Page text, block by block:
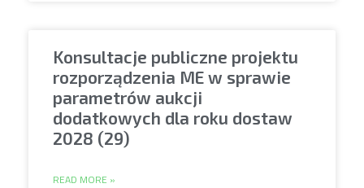
Konsultacje publiczne projektu
rozporządzenia ME w sprawie
parametrów aukcji
dodatkowych dla roku dostaw
2028 (29)
READ MORE »